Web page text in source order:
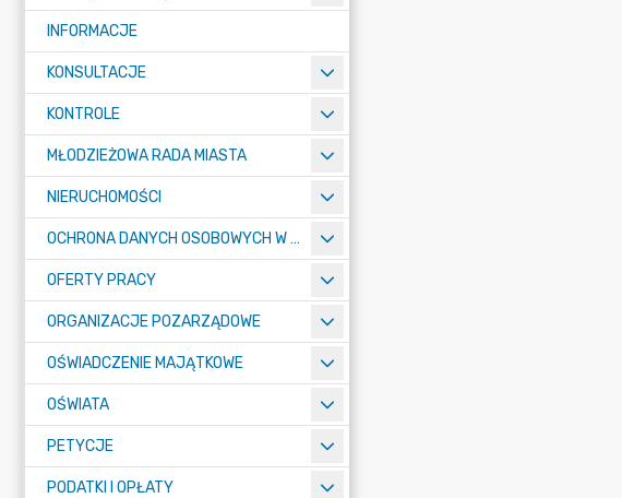
INFORMACJE
KONSULTACJE
KONTROLE
MŁODZIEŻOWA RADA MIASTA
NIERUCHOMOŚCI
OCHRONA DANYCH OSOBOWYCH W URZĘDZIE MIASTA ŻORY - RODO
OFERTY PRACY
ORGANIZACJE POZARZĄDOWE
OŚWIADCZENIE MAJĄTKOWE
OŚWIATA
PETYCJE
PODATKI I OPŁATY